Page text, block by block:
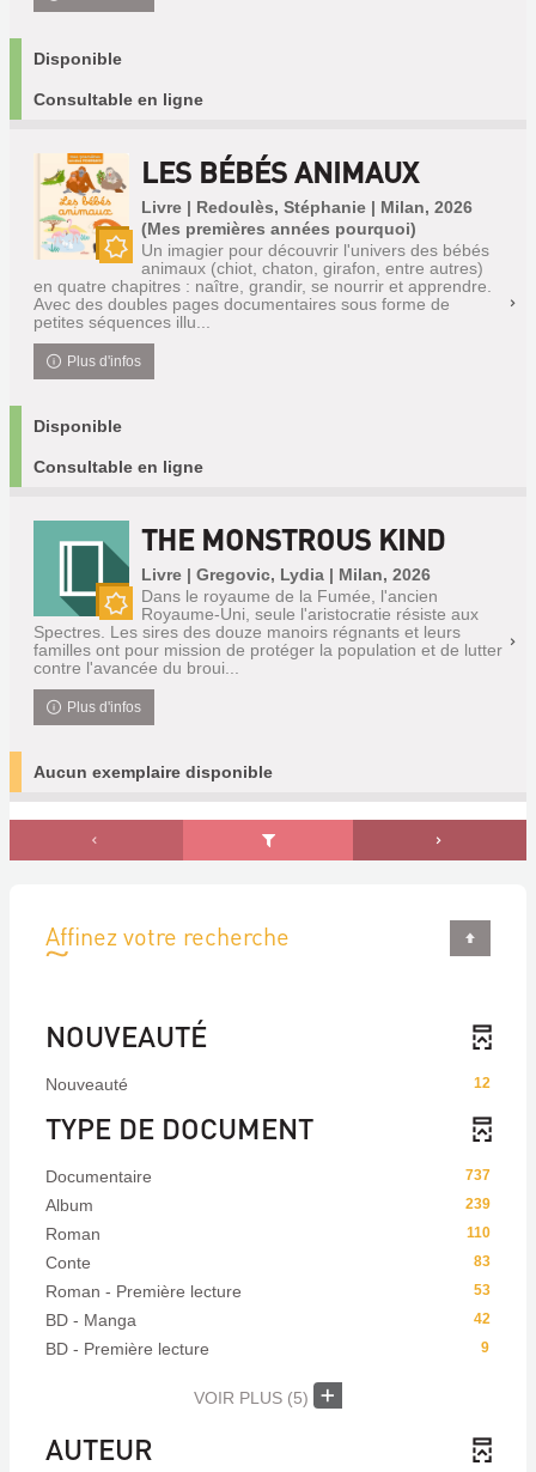
Disponible
Consultable en ligne
Nouveauté
LES BÉBÉS ANIMAUX
Livre | Redoulès, Stéphanie | Milan, 2026
(Mes premières années pourquoi)
Un imagier pour découvrir l'univers des bébés
animaux (chiot, chaton, girafon, entre autres)
en quatre chapitres : naître, grandir, se nourrir et apprendre.
Avec des doubles pages documentaires sous forme de
petites séquences illu...
Plus d'infos
Disponible
Consultable en ligne
Nouveauté
THE MONSTROUS KIND
Livre | Gregovic, Lydia | Milan, 2026
Dans le royaume de la Fumée, l'ancien
Royaume-Uni, seule l'aristocratie résiste aux
Spectres. Les sires des douze manoirs régnants et leurs
familles ont pour mission de protéger la population et de lutter
contre l'avancée du broui...
Plus d'infos
Aucun exemplaire disponible
Affinez votre recherche
NOUVEAUTÉ
12
Nouveauté
TYPE DE DOCUMENT
737
Documentaire
239
Album
110
Roman
83
Conte
53
Roman - Première lecture
42
BD - Manga
9
BD - Première lecture
VOIR PLUS (5)
AUTEUR